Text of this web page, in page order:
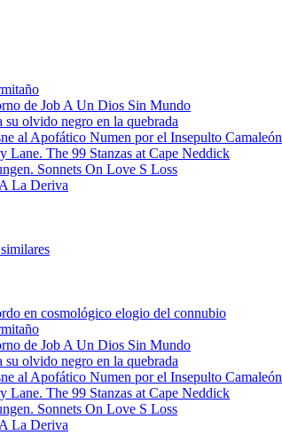
de Job A Un Dios Sin Mundo
su olvido negro en la quebrada
al Apofático Numen por el Insepulto Camaleón
Lane. The 99 Stanzas at Cape Neddick
Sonnets On Love S Loss
La Deriva
en cosmológico elogio del connubio
de Job A Un Dios Sin Mundo
su olvido negro en la quebrada
al Apofático Numen por el Insepulto Camaleón
Lane. The 99 Stanzas at Cape Neddick
Sonnets On Love S Loss
La Deriva